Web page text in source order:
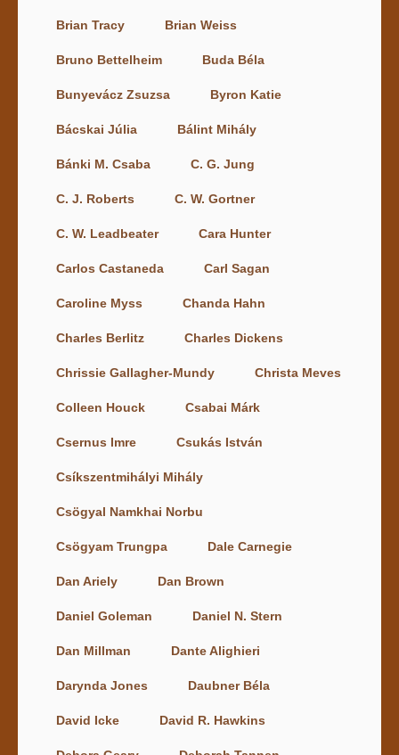
Brian Tracy Brian Weiss
Bruno Bettelheim Buda Béla
Bunyevácz Zsuzsa Byron Katie
Bácskai Júlia Bálint Mihály
Bánki M. Csaba C. G. Jung
C. J. Roberts C. W. Gortner
C. W. Leadbeater Cara Hunter
Carlos Castaneda Carl Sagan
Caroline Myss Chanda Hahn
Charles Berlitz Charles Dickens
Chrissie Gallagher-Mundy Christa Meves
Colleen Houck Csabai Márk
Csernus Imre Csukás István
Csíkszentmihályi Mihály
Csögyal Namkhai Norbu
Csögyam Trungpa Dale Carnegie
Dan Ariely Dan Brown
Daniel Goleman Daniel N. Stern
Dan Millman Dante Alighieri
Darynda Jones Daubner Béla
David Icke David R. Hawkins